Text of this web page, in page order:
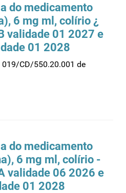
do medicamento
6 mg ml, colírio ¿
validade 01 2027 e
01 2028
CD/550.20.001 de
do medicamento
6 mg ml, colírio -
validade 06 2026 e
01 2028